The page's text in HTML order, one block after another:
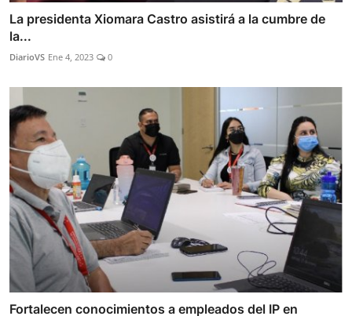
La presidenta Xiomara Castro asistirá a la cumbre de
la...
DiarioVS Ene 4, 2023 0
Fortalecen conocimientos a empleados del IP en